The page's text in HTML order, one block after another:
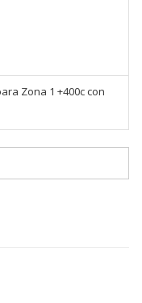
Zona 1 +400c con